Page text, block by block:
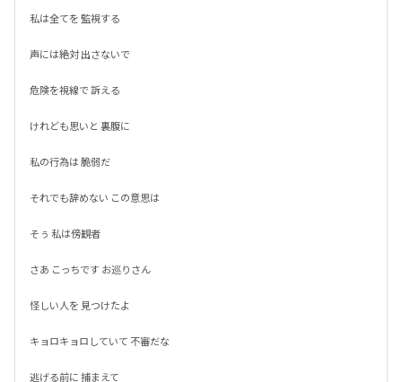
私は全てを 監視する
声には絶対 出さないで
危険を視線で 訴える
けれども思いと 裏腹に
私の行為は 脆弱だ
それでも辞めない この意思は
そぅ 私は傍観者
さあ こっちです お巡りさん
怪しい人を 見つけたよ
キョロキョロしていて 不審だな
逃げる前に 捕まえて